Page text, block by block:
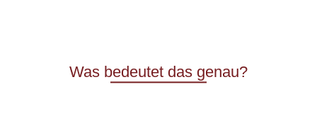
Was bedeutet das genau?